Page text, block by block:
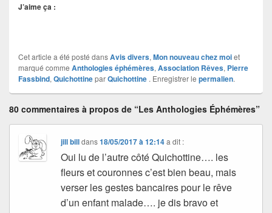
J’aime ça :
Cet article a été posté dansAvis divers, Mon nouveau chez moiet
marqué comme Anthologies éphémères, Association Rêves, Pierre
Fassbind, QuichottineparQuichottine . Enregistrer le permalien.
80 commentaires à propos de “Les Anthologies Éphémères”
jill billdans18/05/2017 à 12:14 a dit :
Oui lu de l’autre côté Quichottine…. les
fleurs et couronnes c’est bien beau, mais
verser les gestes bancaires pour le rêve
d’un enfant malade…. je dis bravo et